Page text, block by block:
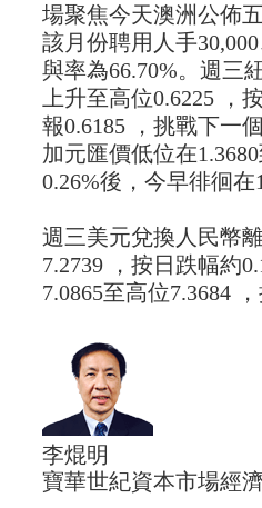
場聚焦今天澳洲公佈
該月份聘用人手
與率為66.70%。週三
上升至高位0.6225 ，
報0.6185 ，挑戰下一
加元匯價低位在
0.26%後，今早徘徊在
週三美元兌換人民幣
7.2739 ，按日跌幅約
7.0865至高位7.3684
李焜明
寶華世紀資本市場經